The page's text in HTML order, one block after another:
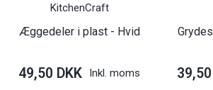
KitchenCraft
Æggedeler i plast - Hvid
49,50 DKK Inkl. moms